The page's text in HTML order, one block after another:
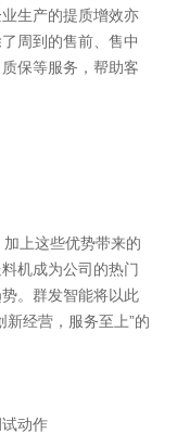
生产的提质增效亦
周到的售前、售中
保等服务，帮助客
上这些优势带来的
机成为公司的热门
。群发智能将以此
新经营，服务至上”的
动作